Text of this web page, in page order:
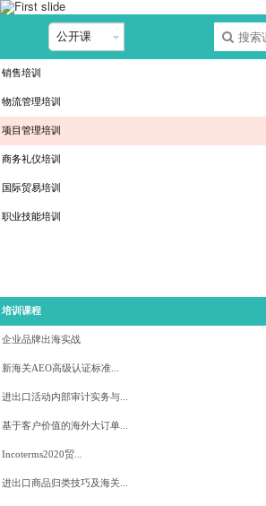
销售培训
物流管理培训
项目管理培训
商务礼仪培训
国际贸易培训
职业技能培训
培训课程
企业品牌出海实战
新海关AEO高级认证标准...
进出口活动内部审计实务与...
基于客户价值的海外大订单...
Incoterms2020贸...
进出口商品归类技巧及海关...